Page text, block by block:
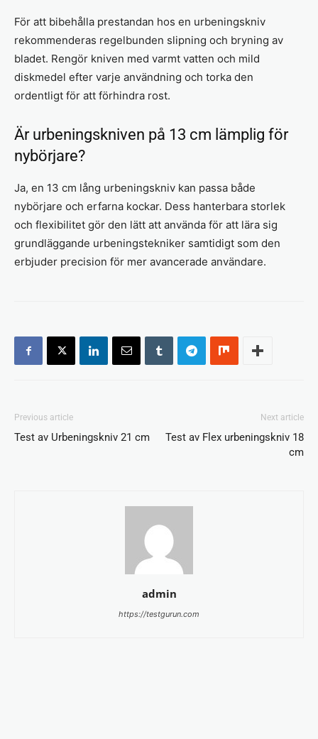
För att bibehålla prestandan hos en urbeningskniv
rekommenderas regelbunden slipning och bryning av
bladet. Rengör kniven med varmt vatten och mild
diskmedel efter varje användning och torka den
ordentligt för att förhindra rost.
Är urbeningskniven på 13 cm lämplig för
nybörjare?
Ja, en 13 cm lång urbeningskniv kan passa både
nybörjare och erfarna kockar. Dess hanterbara storlek
och flexibilitet gör den lätt att använda för att lära sig
grundläggande urbeningstekniker samtidigt som den
erbjuder precision för mer avancerade användare.
Previous article
Test av Urbeningskniv 21 cm
Next article
Test av Flex urbeningskniv 18
cm
admin
https://testgurun.com